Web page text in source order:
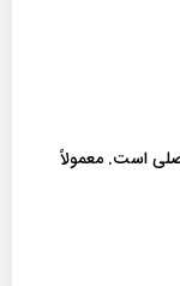
است. معمولاً